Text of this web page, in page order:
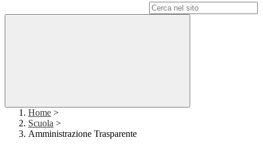
Home >
Scuola >
Amministrazione Trasparente